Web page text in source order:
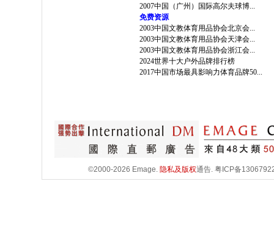
2007中国（广州）国际高尔夫球博...
免费资源
2003中国文教体育用品协会北京会...
2003中国文教体育用品协会天津会...
2003中国文教体育用品协会浙江会...
2024世界十大户外品牌排行榜
2017中国市场最具影响力体育品牌50...
©2000-2026 Emage. 隐私及版权通告. 粤ICP备